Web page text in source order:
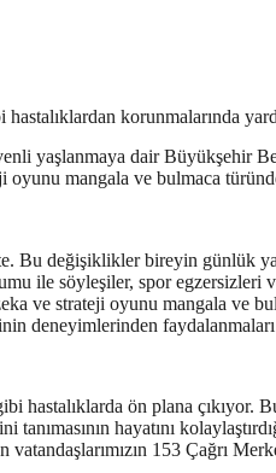
korunmalarında
yaşlanmaya dair Büyükşehir
mangala ve bulmaca
değişiklikler bireyin günlük
ile söyleşiler, spor
ve strateji oyunu mangala ve
deneyimlerinden faydalanmaları
hastalıklarda ön plana
hayatını
153 Çağrı